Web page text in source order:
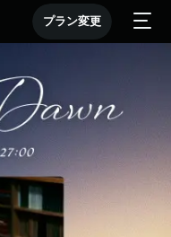
プラン変更